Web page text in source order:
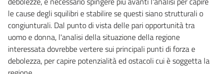
le cause degli squilibri e stabilire se questi siano strutturali o
congiunturali. Dal punto di vista delle pari opportunità tra
uomo e donna, l'analisi della situazione della regione
interessata dovrebbe vertere sui principali punti di forza e
debolezza, per capire potenzialità ed ostacoli cui è soggetta la